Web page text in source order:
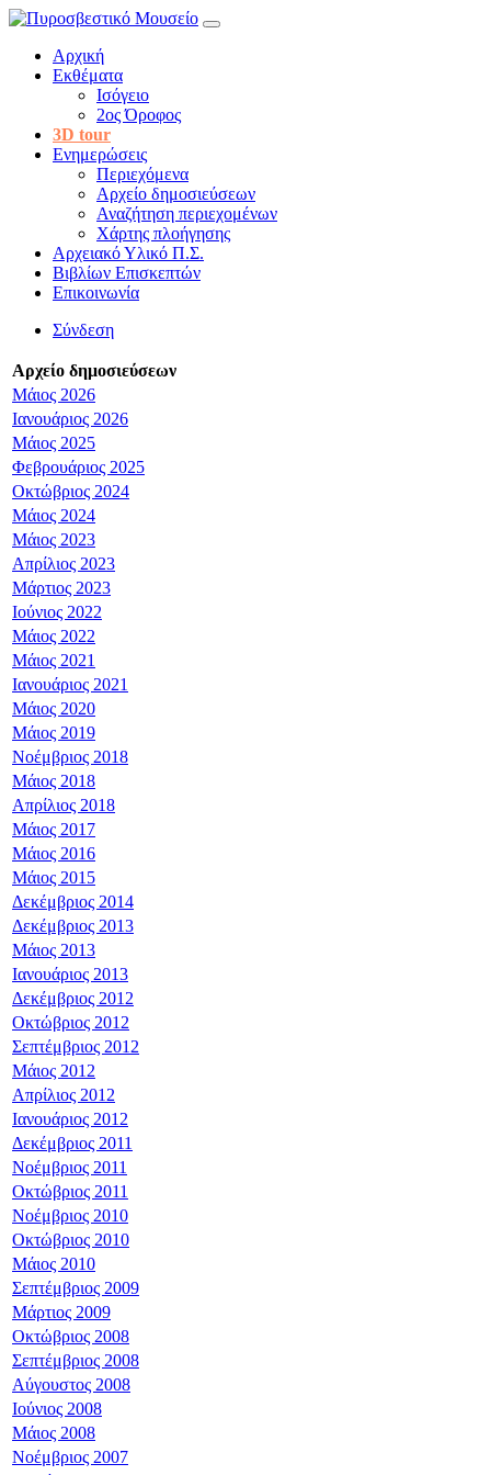
Αρχική
Εκθέματα
Ισόγειο
2ος Όροφος
3D tour
Ενημερώσεις
Περιεχόμενα
Αρχείο δημοσιεύσεων
Αναζήτηση περιεχομένων
Χάρτης πλοήγησης
Αρχειακό Υλικό Π.Σ.
Βιβλίων Επισκεπτών
Επικοινωνία
Σύνδεση
Αρχείο δημοσιεύσεων
Μάιος 2026
Ιανουάριος 2026
Μάιος 2025
Φεβρουάριος 2025
Οκτώβριος 2024
Μάιος 2024
Μάιος 2023
Απρίλιος 2023
Μάρτιος 2023
Ιούνιος 2022
Μάιος 2022
Μάιος 2021
Ιανουάριος 2021
Μάιος 2020
Μάιος 2019
Νοέμβριος 2018
Μάιος 2018
Απρίλιος 2018
Μάιος 2017
Μάιος 2016
Μάιος 2015
Δεκέμβριος 2014
Δεκέμβριος 2013
Μάιος 2013
Ιανουάριος 2013
Δεκέμβριος 2012
Οκτώβριος 2012
Σεπτέμβριος 2012
Μάιος 2012
Απρίλιος 2012
Ιανουάριος 2012
Δεκέμβριος 2011
Νοέμβριος 2011
Οκτώβριος 2011
Νοέμβριος 2010
Οκτώβριος 2010
Μάιος 2010
Σεπτέμβριος 2009
Μάρτιος 2009
Οκτώβριος 2008
Σεπτέμβριος 2008
Αύγουστος 2008
Ιούνιος 2008
Μάιος 2008
Νοέμβριος 2007